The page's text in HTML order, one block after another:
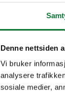
Denne nettsiden
Vi bruker
analysere
sosiale medier,